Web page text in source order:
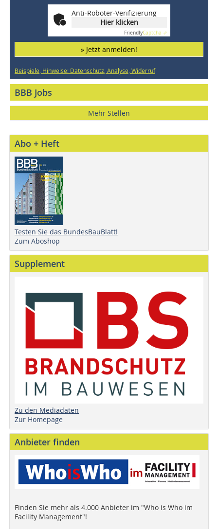
Anti-Roboter-Verifizierung
Hier klicken
FriendlyCaptcha ⇗
» Jetzt anmelden!
Beispiele, Hinweise: Datenschutz, Analyse, Widerruf
BBB Jobs
Mehr Stellen
Abo + Heft
Testen Sie das BundesBauBlatt!
Zum Aboshop
Supplement
Zu den Mediadaten
Zur Homepage
Anbieter finden
Finden Sie mehr als 4.000 Anbieter im "Who is Who im
Facility Management"!